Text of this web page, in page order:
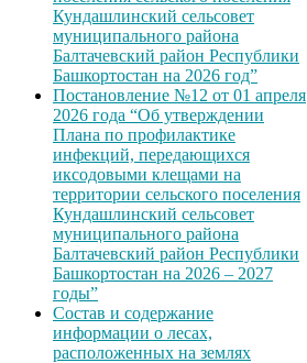
Кундашлинский сельсовет
муниципального района
Балтачевский район Республики
Башкортостан на 2026 год”
Постановление №12 от 01 апреля
2026 года “Об утверждении
Плана по профилактике
инфекций, передающихся
иксодовыми клещами на
территории сельского поселения
Кундашлинский сельсовет
муниципального района
Балтачевский район Республики
Башкортостан на 2026 – 2027
годы”
Состав и содержание
информации о лесах,
расположенных на землях